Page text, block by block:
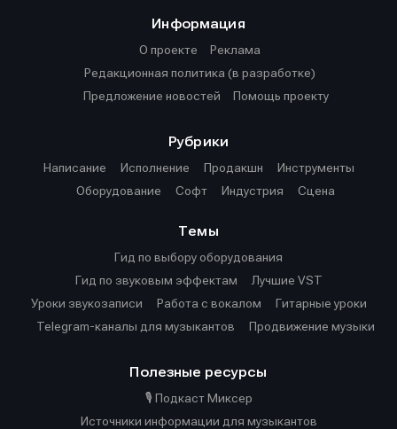
Информация
О проекте
Реклама
Редакционная политика (в разработке)
Предложение новостей
Помощь проекту
Рубрики
Написание
Исполнение Продакшн
Инструменты
Оборудование
Софт Индустрия Сцена
Темы
Гид по выбору оборудования
Гид по звуковым эффектам
Лучшие VST
Уроки звукозаписи
Работа с вокалом
Гитарные уроки
Telegram-каналы для музыкантов
Продвижение музыки
Полезные ресурсы
🎙️ Подкаст Миксер
Источники информации для музыкантов